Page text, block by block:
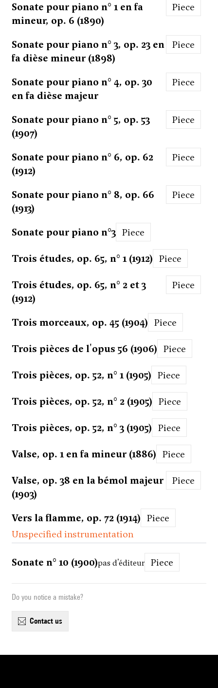
Sonate pour piano n° 1 en fa
mineur, op. 6 (1890)
Piece
Sonate pour piano n° 3, op. 23 en
fa dièse mineur (1898)
Piece
Sonate pour piano n° 4, op. 30
en fa dièse majeur
Piece
Sonate pour piano n° 5, op. 53
(1907)
Piece
Sonate pour piano n° 6, op. 62
(1912)
Piece
Sonate pour piano n° 8, op. 66
(1913)
Piece
Sonate pour piano n°3 Piece
Trois études, op. 65, n° 1 (1912) Piece
Trois études, op. 65, n° 2 et 3
(1912)
Piece
Trois morceaux, op. 45 (1904) Piece
Trois pièces de l'opus 56 (1906) Piece
Trois pièces, op. 52, n° 1 (1905) Piece
Trois pièces, op. 52, n° 2 (1905) Piece
Trois pièces, op. 52, n° 3 (1905) Piece
Valse, op. 1 en fa mineur (1886) Piece
Valse, op. 38 en la bémol majeur
(1903)
Piece
Vers la flamme, op. 72 (1914)
Piece
Unspecified instrumentation
Sonate n° 10 (1900)pas d'éditeur Piece
Do you notice a mistake?
contact us